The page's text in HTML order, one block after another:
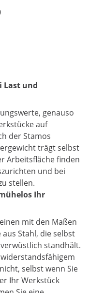
Last und
genauso
auf
der Stamos
trägt selbst
Arbeitsfläche finden
und bei
stellen.
Ihr
mit den Maßen
Stahl, die selbst
standhält.
selbst wenn Sie
Ihr Werkstück